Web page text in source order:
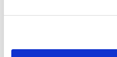
Consejo Superior de